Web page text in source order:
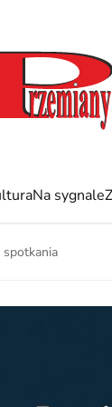
Na sygnale